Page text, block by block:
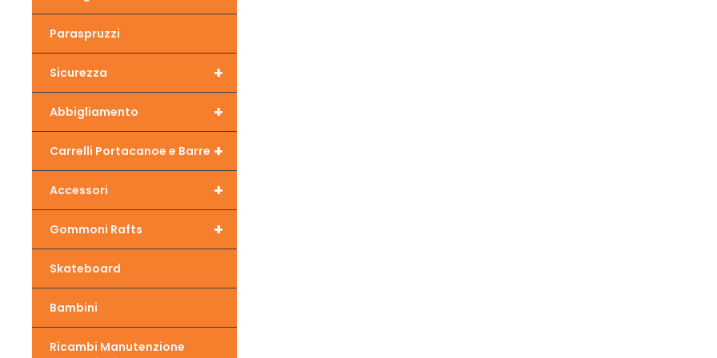
Paraspruzzi
+
Sicurezza
+
Abbigliamento
+
Carrelli Portacanoe e Barre
+
Accessori
+
Gommoni Rafts
Skateboard
Bambini
Ricambi Manutenzione